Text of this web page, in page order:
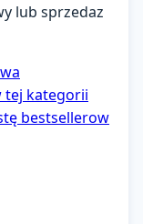
lub sprzedaz
tej kategorii
bestsellerow